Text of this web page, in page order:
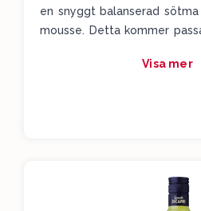
en snyggt balanserad
mousse. Detta kommer
Visa mer